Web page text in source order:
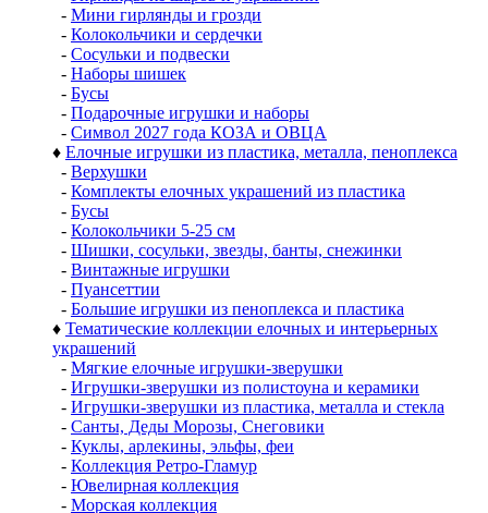
- Мини гирлянды и грозди
- Колокольчики и сердечки
- Сосульки и подвески
- Наборы шишек
- Бусы
- Подарочные игрушки и наборы
- Символ 2027 года КОЗА и ОВЦА
♦ Елочные игрушки из пластика, металла, пеноплекса
- Верхушки
- Комплекты елочных украшений из пластика
- Бусы
- Колокольчики 5-25 см
- Шишки, сосульки, звезды, банты, снежинки
- Винтажные игрушки
- Пуансеттии
- Большие игрушки из пеноплекса и пластика
♦ Тематические коллекции елочных и интерьерных
украшений
- Мягкие елочные игрушки-зверушки
- Игрушки-зверушки из полистоуна и керамики
- Игрушки-зверушки из пластика, металла и стекла
- Санты, Деды Морозы, Снеговики
- Куклы, арлекины, эльфы, феи
- Коллекция Ретро-Гламур
- Ювелирная коллекция
- Морская коллекция